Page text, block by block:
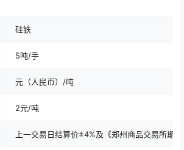
硅铁
5吨/手
元（人民币）/吨
2元/吨
上一交易日结算价±4%及《郑州商品交易所期